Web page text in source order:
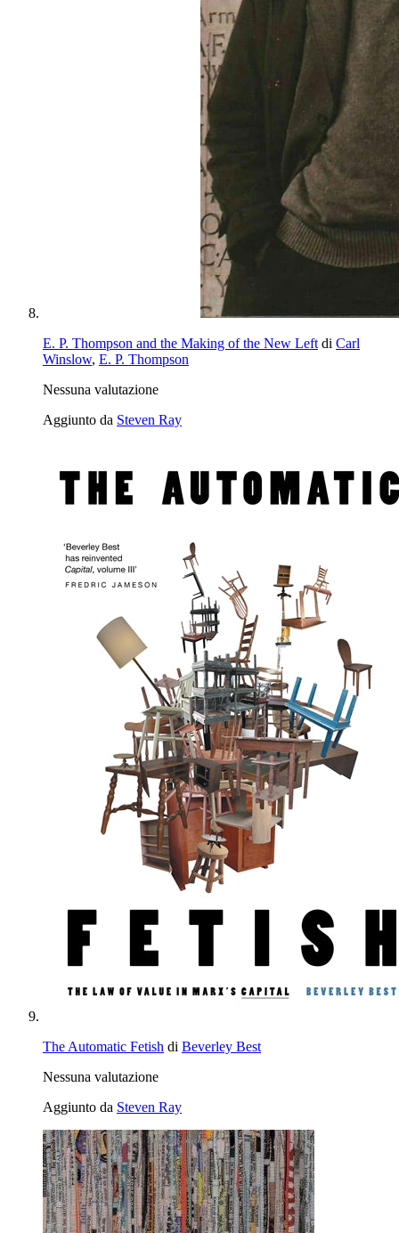
E. P. Thompson and the Making of the New Left di Carl
Winslow, E. P. Thompson
Nessuna valutazione
Aggiunto da Steven Ray
The Automatic Fetish di Beverley Best
Nessuna valutazione
Aggiunto da Steven Ray